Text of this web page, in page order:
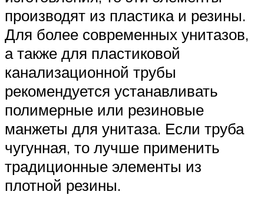
производят из пластика и резины.
Для более современных унитазов,
а также для пластиковой
канализационной трубы
рекомендуется устанавливать
полимерные или резиновые
манжеты для унитаза. Если труба
чугунная, то лучше применить
традиционные элементы из
плотной резины.